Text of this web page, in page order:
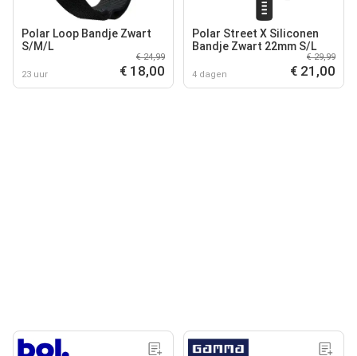
Polar Loop Bandje Zwart
S/M/L
23 uur
€ 24,99
€ 18,00
Polar Street X Siliconen
Bandje Zwart 22mm S/L
4 dagen
€ 29,99
€ 21,00